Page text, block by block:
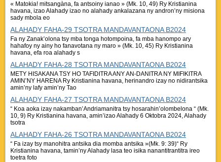
« Matokia! mitsangàna, fa antsoiny ianao » (Mk. 10, 49) Ry Kristianina
havana, izao Alahady izao no alahady ankalazana ny andron’ny misiona
sady mbola eo
ALAHADY FAHA-29 TSOTRA MANDAVANTAONA B2024
Fa ny Zanak’olona tsy mba tonga hotompoina, fa mba hanompo ary
hahafoy ny ainy ho fanavotana ny maro » (Mk. 10, 45) Ry Kristianina
havana, efa roa alahady s
ALAHADY FAHA-28 TSOTRA MANDAVANTAONA B2024
METY HISAKANA TSY HO TAFIDITRA ANY AN-DANITRA NY MIFIKITRA
AMIN’NY HARENA Ry Kristianina havana, herinandro izay no nidirantsika
amin’ny lafy amin’ny Tao
ALAHADY FAHA-27 TSOTRA MANDAVANTAONA B2024
“ Koa aoka izay nakamban’Andriamanitra tsy hosarahin’olombelona “ (Mk.
10, 9) Ry Kristianina havana, amin’izao Alahady 6 Oktobra 2024, Alahady
tsotra
ALAHADY FAHA-26 TSOTRA MANDAVANTAONA B2024
“ Fa izay tsy manohitra antsika dia momba antsika »(Mk. 9: 39)“ Ry
Kristianina havana, tamin’ny Alahady lasa teo isika nanantitrantitra ireo
toetra foto